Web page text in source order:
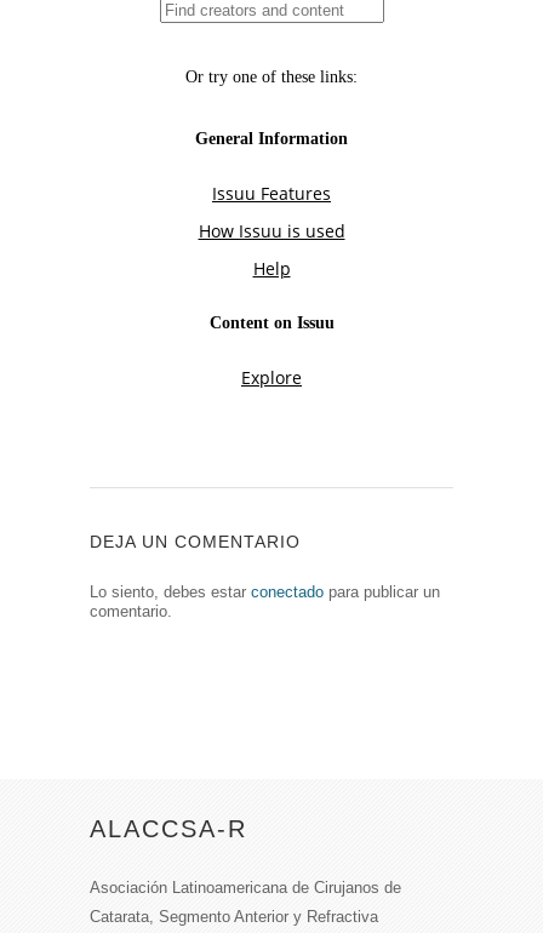
DEJA UN COMENTARIO
Lo siento, debes estar conectado para publicar un
comentario.
ALACCSA-R
Asociación Latinoamericana de Cirujanos de
Catarata, Segmento Anterior y Refractiva